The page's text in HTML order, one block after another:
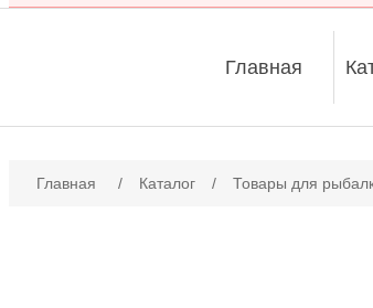
Главная
Главная / Каталог / Товары для